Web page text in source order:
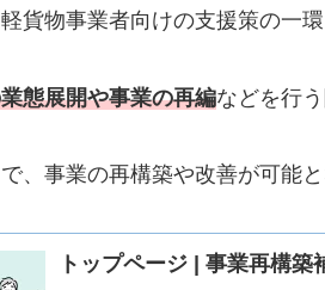
貨物事業者向けの支援策の一
態展開や事業の再編などを行
、事業の再構築や改善が可能と
トップページ | 事業再構築